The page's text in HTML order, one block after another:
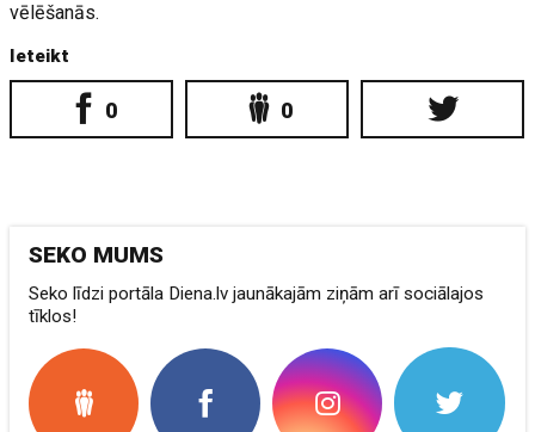
vēlēšanās.
Ieteikt
0 0
SEKO MUMS
Seko līdzi portāla Diena.lv jaunākajām ziņām arī sociālajos
tīklos!